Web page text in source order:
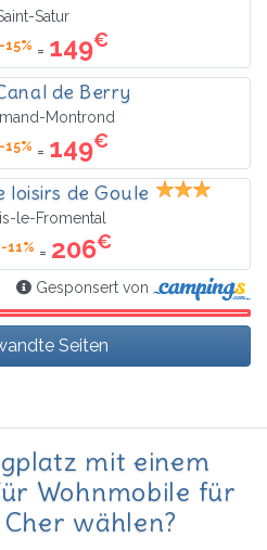
Satur
-15% = 149€
de Berry
Montrond
-15% = 149€
loisirs de Goule
le-Fromental
-11% = 206€
Gesponsert von
Seiten
mit einem
Wohnmobile für
wählen?